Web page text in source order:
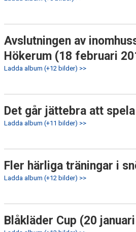
Avslutningen av
Hökerum (18 februari
Ladda album (+12 bilder) >>
Det går jättebra att
Ladda album (+11 bilder) >>
Fler härliga träningar i
Ladda album (+12 bilder) >>
Blåkläder Cup (20